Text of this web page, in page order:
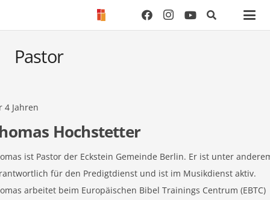
Pastor
4 Jahren
Hochstetter
ist Pastor der Eckstein Gemeinde Berlin. Er ist unter
für den Predigtdienst und ist im Musikdienst aktiv.
arbeitet beim Europäischen Bibel Trainings Centrum (EBTC)